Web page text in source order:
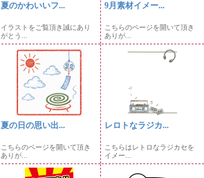
夏のかわいいフ...
イラストをご覧頂き誠にあり
がとう...
9月素材イメー...
こちらのページを開いて頂き
ありが...
夏の日の思い出...
こちらのページを開いて頂き
ありが...
レロトなラジカ...
こちらはレトロなラジカセを
イメー...